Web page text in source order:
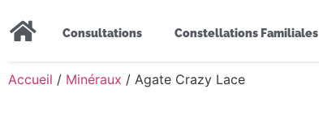
Consultations Constellations Familiales
Accueil / Minéraux / Agate Crazy Lace